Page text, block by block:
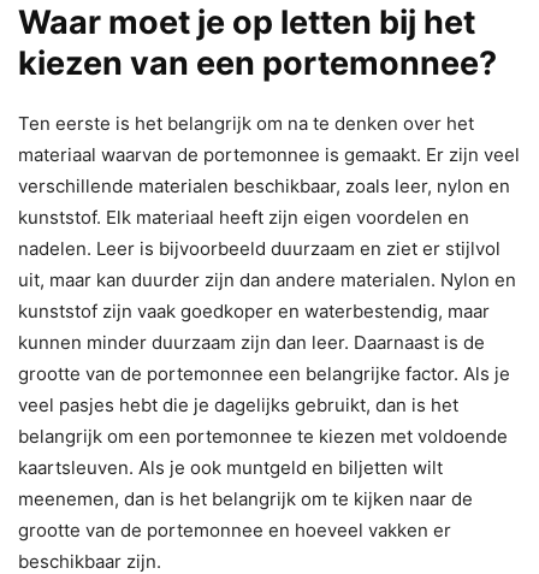
Waar moet je op letten bij het
kiezen van een portemonnee?
Ten eerste is het belangrijk om na te denken over het
materiaal waarvan de portemonnee is gemaakt. Er zijn veel
verschillende materialen beschikbaar, zoals leer, nylon en
kunststof. Elk materiaal heeft zijn eigen voordelen en
nadelen. Leer is bijvoorbeeld duurzaam en ziet er stijlvol
uit, maar kan duurder zijn dan andere materialen. Nylon en
kunststof zijn vaak goedkoper en waterbestendig, maar
kunnen minder duurzaam zijn dan leer. Daarnaast is de
grootte van de portemonnee een belangrijke factor. Als je
veel pasjes hebt die je dagelijks gebruikt, dan is het
belangrijk om een portemonnee te kiezen met voldoende
kaartsleuven. Als je ook muntgeld en biljetten wilt
meenemen, dan is het belangrijk om te kijken naar de
grootte van de portemonnee en hoeveel vakken er
beschikbaar zijn.